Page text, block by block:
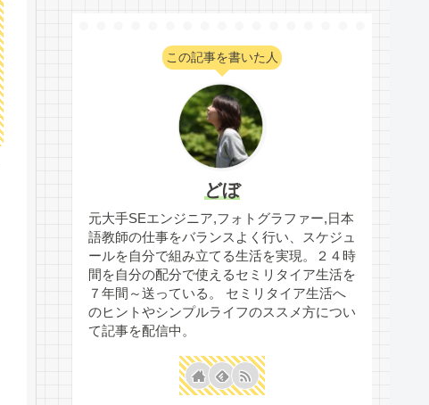
この記事を書いた人
どぼ
元大手SEエンジニア,フォトグラファー,日本
語教師の仕事をバランスよく行い、スケジュ
ールを自分で組み立てる生活を実現。２４時
間を自分の配分で使えるセミリタイア生活を
７年間～送っている。 セミリタイア生活へ
のヒントやシンプルライフのススメ方につい
て記事を配信中。